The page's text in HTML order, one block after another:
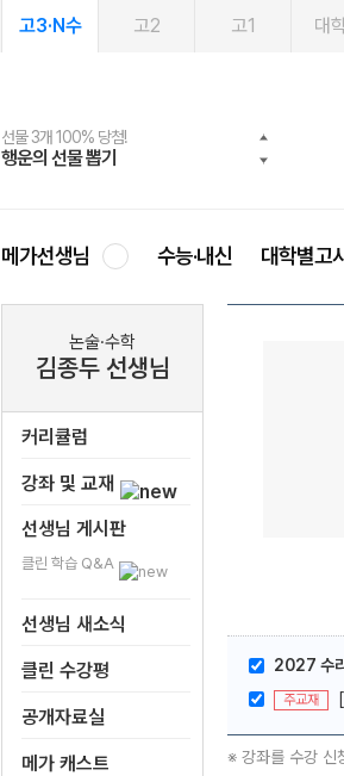
고3·N수 고2 고1 대
선물 3개 100% 당첨!
행운의 선물 뽑기
선물 100% 증정!
메가스터디 X 올리브
여름방학 스터디 캐시백
메가런 썸머스쿨
2027 러셀 단과
강사 공개선발
스마트러닝앱
설문 EVENT
메가패스
3일 무료 체험권
메가패스 수강생 무료혜택!
메가클럽 멤버십
사회공헌 캠페인
희망이룸 메가나눔
메가선생님 수능·내신 대학별고
논술·수학
김종두 선생님
커리큘럼
강좌 및 교재
선생님 게시판
클린 학습 Q&A
선생님 새소식
클린 수강평
공개자료실
메가 캐스트
2027 수
주교재
※ 강좌를 수강 신